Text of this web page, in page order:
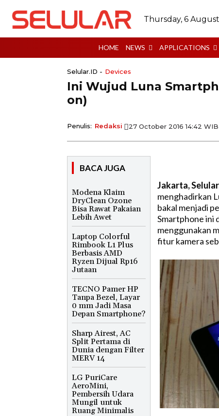
Thursday, 6
HOME NEWS APPLICATIONS
Selular.ID - Devices
Ini Wujud Luna
on)
Penulis: Redaksi 27 October 2016 14:42 WIB
BACA JUGA
Modena Klaim
DryClean Ozone
Bisa Rawat Pakaian
Lebih Awet
Laptop Colorful
Rimbook L1 Plus
Berbasis AMD
Ryzen Dijual Rp16
Jutaan
TECNO Pamer HP
Tanpa Bezel, Layar
0 mm Jadi Masa
Depan Smartphone?
Sharp Airest, AC
Split Pertama di
Dunia dengan Filter
MERV 14
LG PuriCare
AeroMini,
Pembersih Udara
Mungil untuk
Ruang Minimalis
Jakarta,
menghadirkan
bakal menjadi
Smartphone ini
menggunakan
fitur kamera